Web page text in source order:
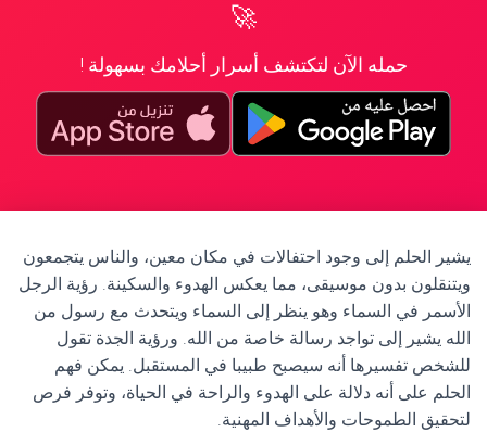
🚀
حمله الآن لتكتشف أسرار أحلامك بسهولة !
يشير الحلم إلى وجود احتفالات في مكان معين، والناس يتجمعون
ويتنقلون بدون موسيقى، مما يعكس الهدوء والسكينة. رؤية الرجل
الأسمر في السماء وهو ينظر إلى السماء ويتحدث مع رسول من
الله يشير إلى تواجد رسالة خاصة من الله. ورؤية الجدة تقول
للشخص تفسيرها أنه سيصبح طبيبا في المستقبل. يمكن فهم
الحلم على أنه دلالة على الهدوء والراحة في الحياة، وتوفر فرص
لتحقيق الطموحات والأهداف المهنية.